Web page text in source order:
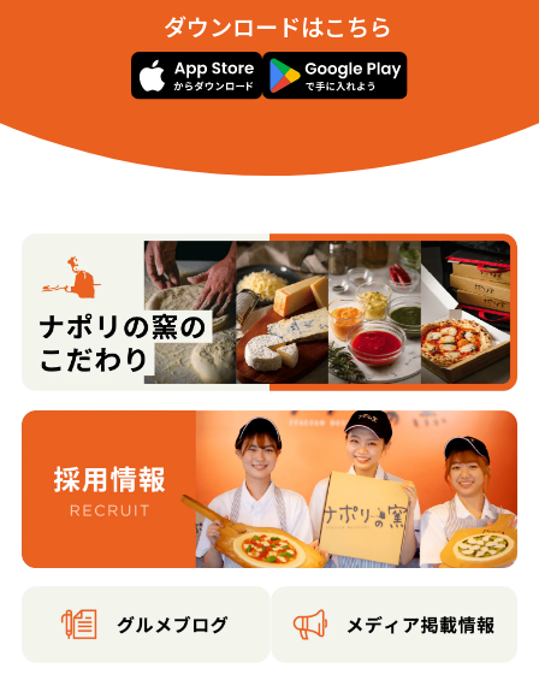
ダウンロードはこちら